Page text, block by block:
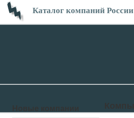
Каталог компаний России